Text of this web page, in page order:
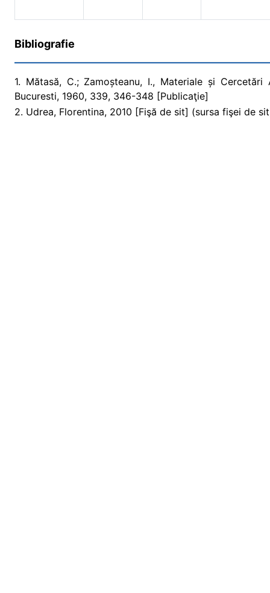
Bibliografie
1. Mătasă, C.; Zamoșteanu, I., Materiale și Cercetări
Bucuresti, 1960, 339, 346-348 [Publicaţie]
2. Udrea, Florentina, 2010 [Fişă de sit] (sursa fişei de